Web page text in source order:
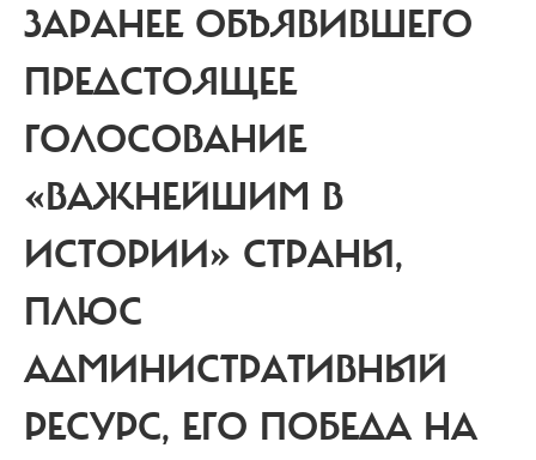
ЗАРАНЕЕ ОБЪЯВИВШЕГО
ПРЕДСТОЯЩЕЕ
ГОЛОСОВАНИЕ
«ВАЖНЕЙШИМ В
ИСТОРИИ» СТРАНЫ,
ПЛЮС
АДМИНИСТРАТИВНЫЙ
РЕСУРС, ЕГО ПОБЕДА НА